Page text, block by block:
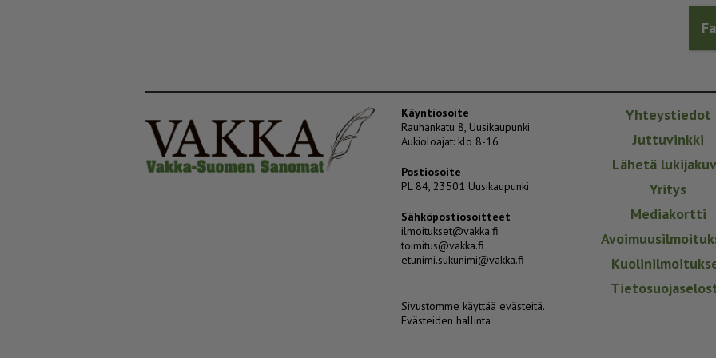
Käyntiosoite
Rauhankatu 8, Uusikaupunki
Aukioloajat: klo 8-16
Postiosoite
PL 84, 23501 Uusikaupunki
Sähköpostiosoitteet
ilmoitukset@vakka.fi
toimitus@vakka.fi
etunimi.sukunimi@vakka.fi
Sivustomme käyttää evästeitä.
Evästeiden hallinta
Yhteystiedot
Juttuvinkki
Lähetä
Yritys
Mediakortti